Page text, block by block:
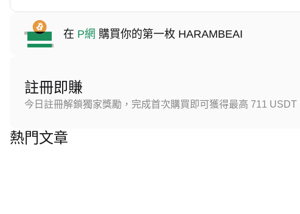
在 P網 購買你的第一枚 HARAMBEAI
註冊即賺
今日註冊解鎖獨家獎勵，完成首次購買即可獲得最高 711 USDT
熱門文章